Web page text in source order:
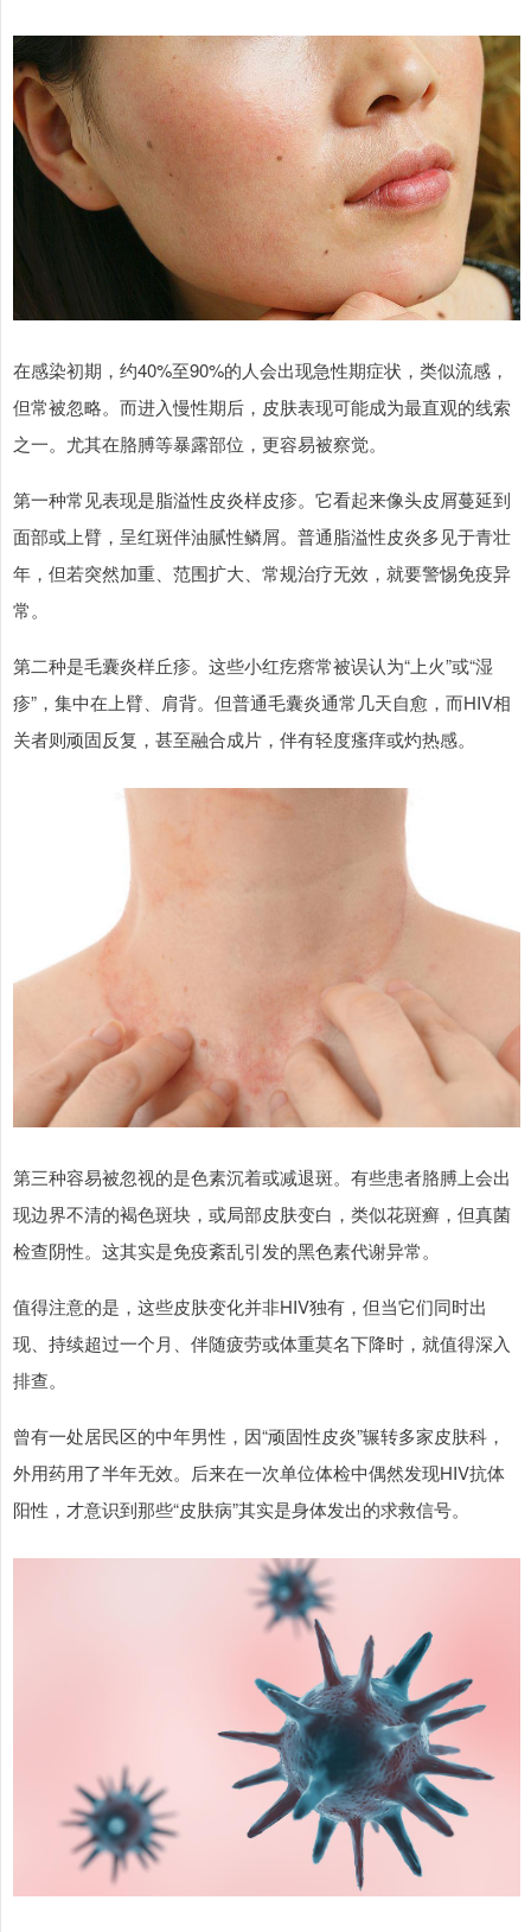
在感染初期，约40%至90%的人会出现急性期症状，类似流感，
但常被忽略。而进入慢性期后，皮肤表现可能成为最直观的线索
之一。尤其在胳膊等暴露部位，更容易被察觉。
第一种常见表现是脂溢性皮炎样皮疹。它看起来像头皮屑蔓延到
面部或上臂，呈红斑伴油腻性鳞屑。普通脂溢性皮炎多见于青壮
年，但若突然加重、范围扩大、常规治疗无效，就要警惕免疫异
常。
第二种是毛囊炎样丘疹。这些小红疙瘩常被误认为“上火”或“湿
疹”，集中在上臂、肩背。但普通毛囊炎通常几天自愈，而HIV相
关者则顽固反复，甚至融合成片，伴有轻度瘙痒或灼热感。
第三种容易被忽视的是色素沉着或减退斑。有些患者胳膊上会出
现边界不清的褐色斑块，或局部皮肤变白，类似花斑癣，但真菌
检查阴性。这其实是免疫紊乱引发的黑色素代谢异常。
值得注意的是，这些皮肤变化并非HIV独有，但当它们同时出
现、持续超过一个月、伴随疲劳或体重莫名下降时，就值得深入
排查。
曾有一处居民区的中年男性，因“顽固性皮炎”辗转多家皮肤科，
外用药用了半年无效。后来在一次单位体检中偶然发现HIV抗体
阳性，才意识到那些“皮肤病”其实是身体发出的求救信号。